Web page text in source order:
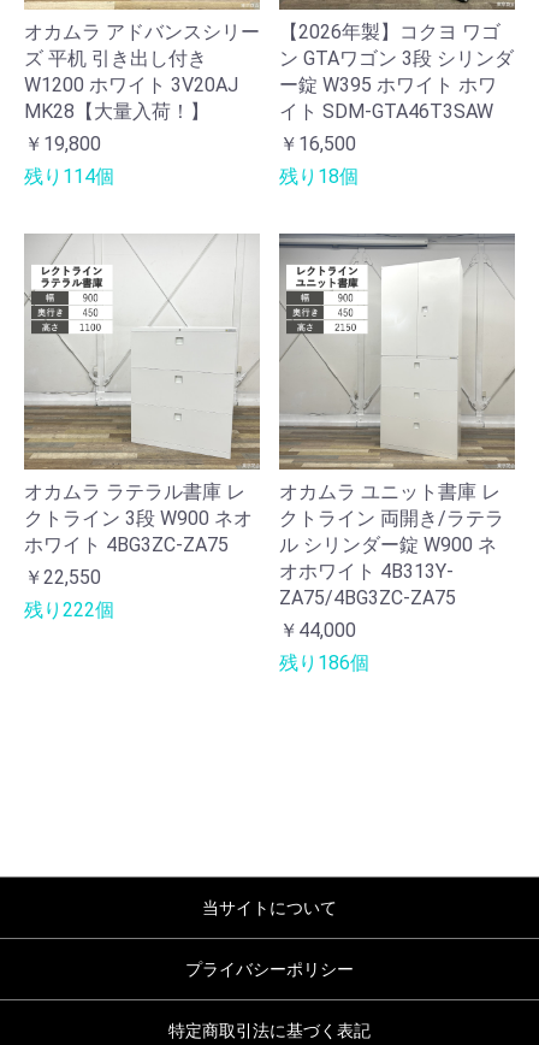
オカムラ アドバンスシリー
ズ 平机 引き出し付き
W1200 ホワイト 3V20AJ
MK28【大量入荷！】
￥19,800
残り114個
【2026年製】コクヨ ワゴ
ン GTAワゴン 3段 シリンダ
ー錠 W395 ホワイト ホワ
イト SDM-GTA46T3SAW
￥16,500
残り18個
オカムラ ラテラル書庫 レ
クトライン 3段 W900 ネオ
ホワイト 4BG3ZC-ZA75
￥22,550
残り222個
オカムラ ユニット書庫 レ
クトライン 両開き/ラテラ
ル シリンダー錠 W900 ネ
オホワイト 4B313Y-
ZA75/4BG3ZC-ZA75
￥44,000
残り186個
当サイトについて
プライバシーポリシー
特定商取引法に基づく表記